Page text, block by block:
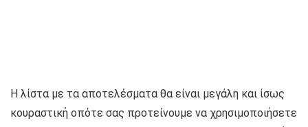
Η λίστα με τα αποτελέσματα θα είναι μεγάλη και ίσως
κουραστική οπότε σας προτείνουμε να χρησιμοποιήσετε